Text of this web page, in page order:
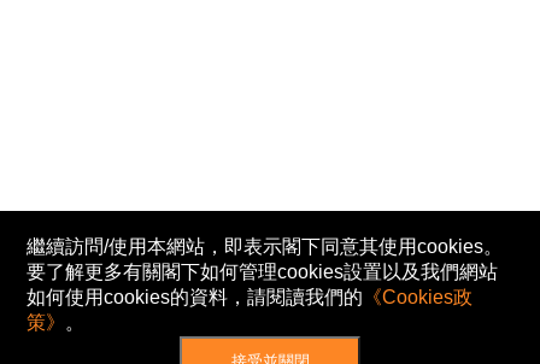
繼續訪問/使用本網站，即表示閣下同意其使用cookies。
要了解更多有關閣下如何管理cookies設置以及我們網站
如何使用cookies的資料，請閱讀我們的 《Cookies政
策》 。